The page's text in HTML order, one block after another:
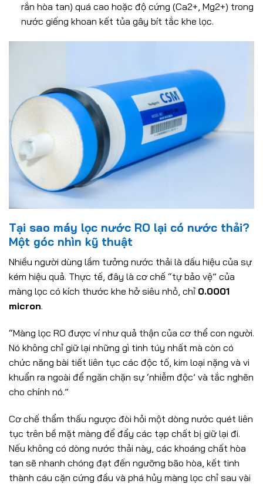
rắn hòa tan) quá cao hoặc độ cứng (Ca2+, Mg2+) trong
nước giếng khoan kết tủa gây bít tắc khe lọc.
Tại sao máy lọc nước RO lại có nước thải?
Một góc nhìn kỹ thuật
Nhiều người dùng lầm tưởng nước thải là dấu hiệu của sự
kém hiệu quả. Thực tế, đây là cơ chế “tự bảo vệ” của
màng lọc có kích thước khe hở siêu nhỏ, chỉ 0.0001
micron.
“Màng lọc RO được ví như quả thận của cơ thể con người.
Nó không chỉ giữ lại những gì tinh túy nhất mà còn có
chức năng bài tiết liên tục các độc tố, kim loại nặng và vi
khuẩn ra ngoài để ngăn chặn sự ‘nhiễm độc’ và tắc nghẽn
cho chính nó.”
Cơ chế thẩm thấu ngược đòi hỏi một dòng nước quét liên
tục trên bề mặt màng để đẩy các tạp chất bị giữ lại đi.
Nếu không có dòng nước thải này, các khoáng chất hòa
tan sẽ nhanh chóng đạt đến ngưỡng bão hòa, kết tinh
thành cáu cặn cứng đầu và phá hủy màng lọc chỉ sau vài